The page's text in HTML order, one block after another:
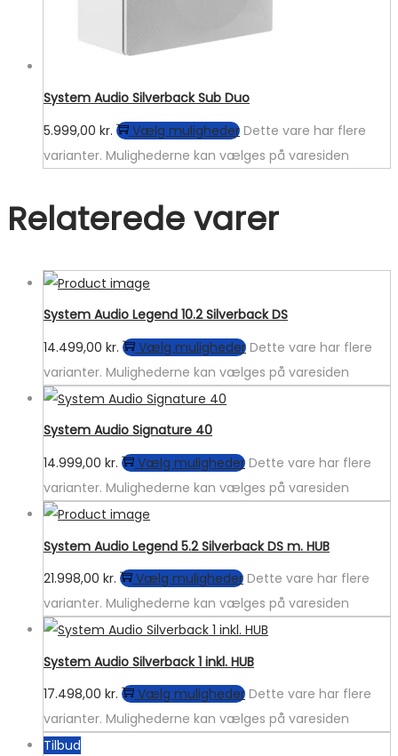
System Audio Silverback Sub Duo
5.999,00 kr. Vælg muligheder Dette vare har flere
varianter. Mulighederne kan vælges på varesiden
Relaterede varer
System Audio Legend 10.2 Silverback DS
14.499,00 kr. Vælg muligheder Dette vare har flere
varianter. Mulighederne kan vælges på varesiden
System Audio Signature 40
14.999,00 kr. Vælg muligheder Dette vare har flere
varianter. Mulighederne kan vælges på varesiden
System Audio Legend 5.2 Silverback DS m. HUB
21.998,00 kr. Vælg muligheder Dette vare har flere
varianter. Mulighederne kan vælges på varesiden
System Audio Silverback 1 inkl. HUB
17.498,00 kr. Vælg muligheder Dette vare har flere
varianter. Mulighederne kan vælges på varesiden
Tilbud